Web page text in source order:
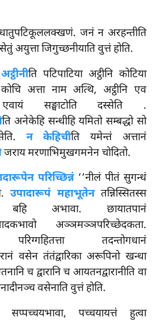
धातुपटिकूललक्खणं. जनं न अरहन्तीति
अयुत्ता जिगुच्छनीयाति वुत्तं होति.
ति पटिपाटिया अट्ठीनि कोटिया
अत्ता नाम अत्थि, अट्ठीनि एव
एवायं सङ्घाटोति दस्सेति .
ति अनेकेहि सन्धीहि यमितो सम्बद्धो सो
न केहिचीति यमेन्तं अत्तानं
जराय मरणाभिमुखगमनेन चोदितो.
परिच्छिन्नं‘‘नीलं पीतं सुगन्धं
उपादारूपं महाभूतेनतन्निस्सितस्स
अभावा. छायातपानं
अञ्ञमञ्ञपरिच्छेदकता.
तदन्तोगधानं
वसेन तंतंद्वारिका अरूपिनो खन्धा
च द्वारानि च आयतनद्वारानीति वा
वसेनाति वुत्तं होति.
सप्पच्चयभावा, पच्चयायत्तं हुत्वा